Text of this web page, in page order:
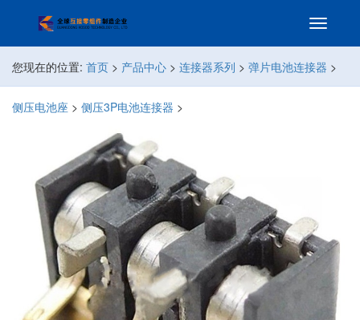
您现在的位置: 首页 > 产品中心 > 连接器系列 > 弹片电池连接器 >
侧压电池座 > 侧压3P电池连接器 >